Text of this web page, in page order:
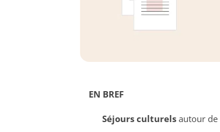
EN BREF
Séjours culturelsautour de